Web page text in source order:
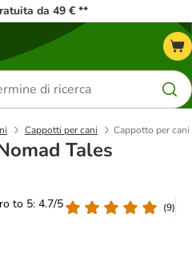
da 49 € **
Cappotti per cani Cappotto per
Tales
to 5: 4.7/5
(9)